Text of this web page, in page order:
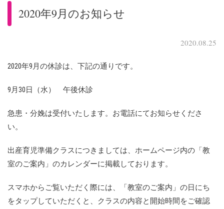
2020年9月のお知らせ
2020.08.25
2020年9月の休診は、下記の通りです。
9月30日（水） 午後休診
急患・分娩は受付いたします。お電話にてお知らせくださ
い。
出産育児準備クラスにつきましては、ホームページ内の「教
室のご案内」のカレンダーに掲載しております。
スマホからご覧いただく際には、「教室のご案内」の日にち
をタップしていただくと、クラスの内容と開始時間をご確認